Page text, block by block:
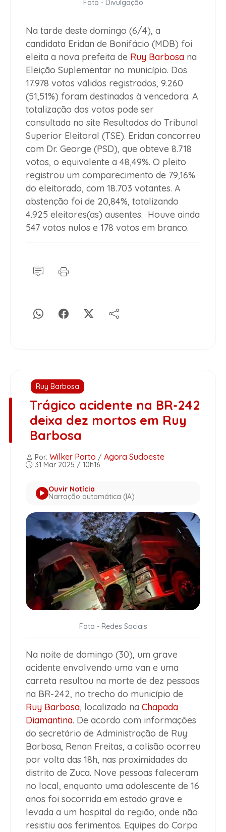
Foto - Divulgação
Na tarde deste domingo (6/4), a
candidata Eridan de Bonifácio (MDB) foi
eleita a nova prefeita de Ruy Barbosa na
Eleição Suplementar no município. Dos
17.978 votos válidos registrados, 9.260
(51,51%) foram destinados à vencedora. A
totalização dos votos pode ser
consultada no site Resultados do Tribunal
Superior Eleitoral (TSE). Eridan concorreu
com Dr. George (PSD), que obteve 8.718
votos, o equivalente a 48,49%. O pleito
registrou um comparecimento de 79,16%
do eleitorado, com 18.703 votantes. A
abstenção foi de 20,84%, totalizando
4.925 eleitores(as) ausentes. Houve ainda
547 votos nulos e 178 votos em branco.
Ruy Barbosa
Trágico acidente na BR-242
deixa dez mortos em Ruy
Barbosa
Por: Wilker Porto / Agora Sudoeste
31 Mar 2025 / 10h16
Ouvir Notícia
Narração automática (IA)
Foto - Redes Sociais
Na noite de domingo (30), um grave
acidente envolvendo uma van e uma
carreta resultou na morte de dez pessoas
na BR-242, no trecho do município de
Ruy Barbosa, localizado na Chapada
Diamantina. De acordo com informações
do secretário de Administração de Ruy
Barbosa, Renan Freitas, a colisão ocorreu
por volta das 18h, nas proximidades do
distrito de Zuca. Nove pessoas faleceram
no local, enquanto uma adolescente de 16
anos foi socorrida em estado grave e
levada a um hospital da região, onde não
resistiu aos ferimentos. Equipes do Corpo